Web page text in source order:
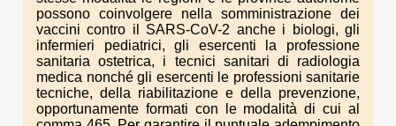
possono coinvolgere nella somministrazione dei
vaccini contro il SARS-CoV-2 anche i biologi, gli
infermieri pediatrici, gli esercenti la professione
sanitaria ostetrica, i tecnici sanitari di radiologia
medica nonché gli esercenti le professioni sanitarie
tecniche, della riabilitazione e della prevenzione,
opportunamente formati con le modalità di cui al